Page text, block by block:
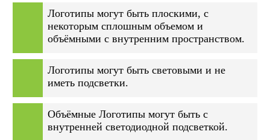
Логотипы могут быть плоскими, с
некоторым сплошным объемом и
объёмными с внутренним пространством.
Логотипы могут быть световыми и не
иметь подсветки.
Объёмные Логотипы могут быть с
внутренней светодиодной подсветкой.